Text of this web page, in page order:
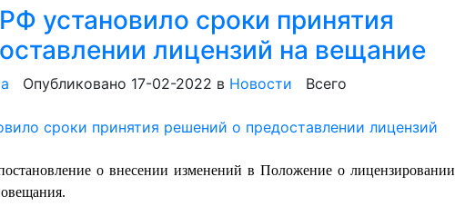
установило сроки принятия
лицензий на вещание
Опубликовано 17-02-2022 в Новости Всего
о внесении изменений в Положение о лицензировании